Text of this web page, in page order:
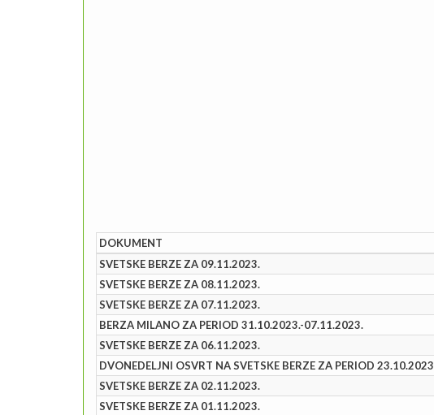
DOKUMENT
SVETSKE BERZE ZA 09.11.2023.
SVETSKE BERZE ZA 08.11.2023.
SVETSKE BERZE ZA 07.11.2023.
BERZA MILANO ZA PERIOD 31.10.2023.-07.11.2023.
SVETSKE BERZE ZA 06.11.2023.
DVONEDELJNI OSVRT NA SVETSKE BERZE ZA PERIOD
SVETSKE BERZE ZA 02.11.2023.
SVETSKE BERZE ZA 01.11.2023.